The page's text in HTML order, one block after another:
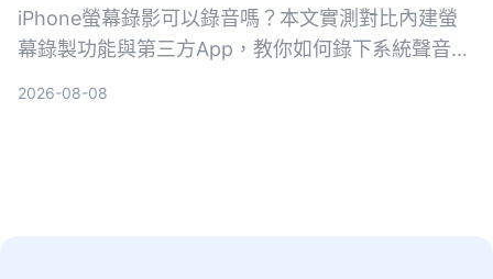
iPhone螢幕錄影可以錄音嗎？本文實測對比內建螢
幕錄製功能與第三方App，教你如何錄下系統聲音和
2026-08-08